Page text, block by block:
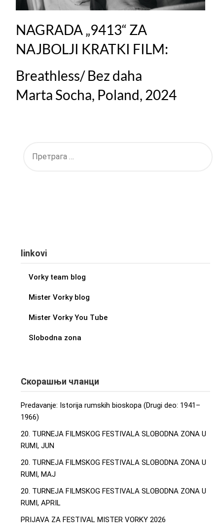
NAGRADA „9413“ ZA
NAJBOLJI KRATKI FILM:
Breathless/ Bez daha
Marta Socha, Poland, 2024
linkovi
Vorky team blog
Mister Vorky blog
Mister Vorky You Tube
Slobodna zona
Скорашњи чланци
Predavanje: Istorija rumskih bioskopa (Drugi deo: 1941–
1966)
20. TURNEJA FILMSKOG FESTIVALA SLOBODNA ZONA U
RUMI, JUN
20. TURNEJA FILMSKOG FESTIVALA SLOBODNA ZONA U
RUMI, MAJ
20. TURNEJA FILMSKOG FESTIVALA SLOBODNA ZONA U
RUMI, APRIL
PRIJAVA ZA FESTIVAL MISTER VORKY 2026